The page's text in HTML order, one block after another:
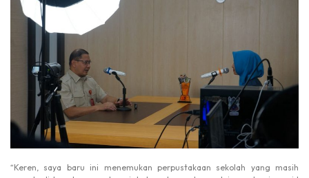
“Keren, saya baru ini menemukan perpustakaan sekolah yang masih